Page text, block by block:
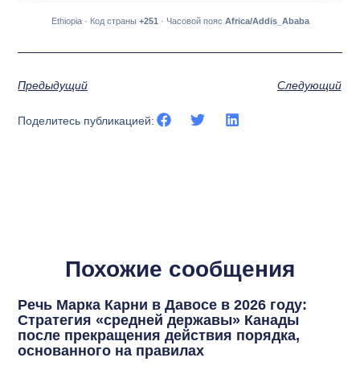
Ethiopia· Код страны +251 · Часовой пояс Africa/Addis_Ababa
Предыдущий Следующий
Поделитесь публикацией:
Похожие сообщения
Речь Марка Карни в Давосе в 2026 году:
Стратегия «средней державы» Канады
после прекращения действия порядка,
основанного на правилах